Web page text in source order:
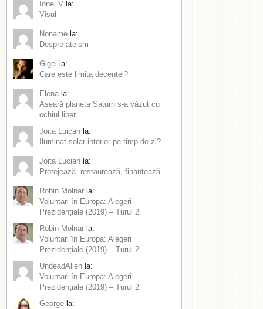
Ionel V la:
Visul
Noname la:
Despre ateism
Gigel
la:
Care este limita decenței?
Elena la:
Aseară planeta Saturn s-a văzut cu
ochiul liber
Joita Luican la:
Iluminat solar interior pe timp de zi?
Joita Lucian la:
Protejează, restaurează, finanțează
Robin Molnar la:
Voluntari în Europa: Alegeri
Prezidențiale (2019) – Turul 2
Robin Molnar la:
Voluntari în Europa: Alegeri
Prezidențiale (2019) – Turul 2
UndeadAlien la:
Voluntari în Europa: Alegeri
Prezidențiale (2019) – Turul 2
George la: